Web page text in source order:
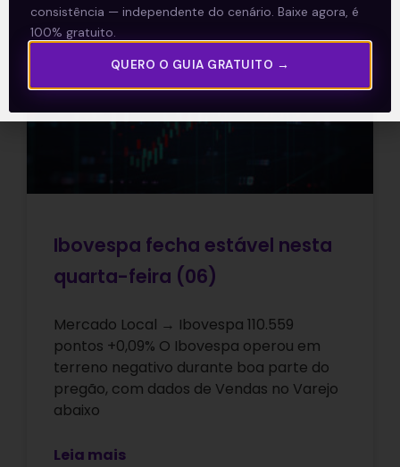
Ibovespa fecha estável nesta
quarta-feira (06)
Mercado Local → Ibovespa 110.559
pontos +0,09% O Ibovespa operou em
terreno negativo durante boa parte do
pregão, com dados de Vendas no Varejo
abaixo
Leia mais
consistência — independente do cenário. Baixe agora, é
100% gratuito.
QUERO O GUIA GRATUITO →